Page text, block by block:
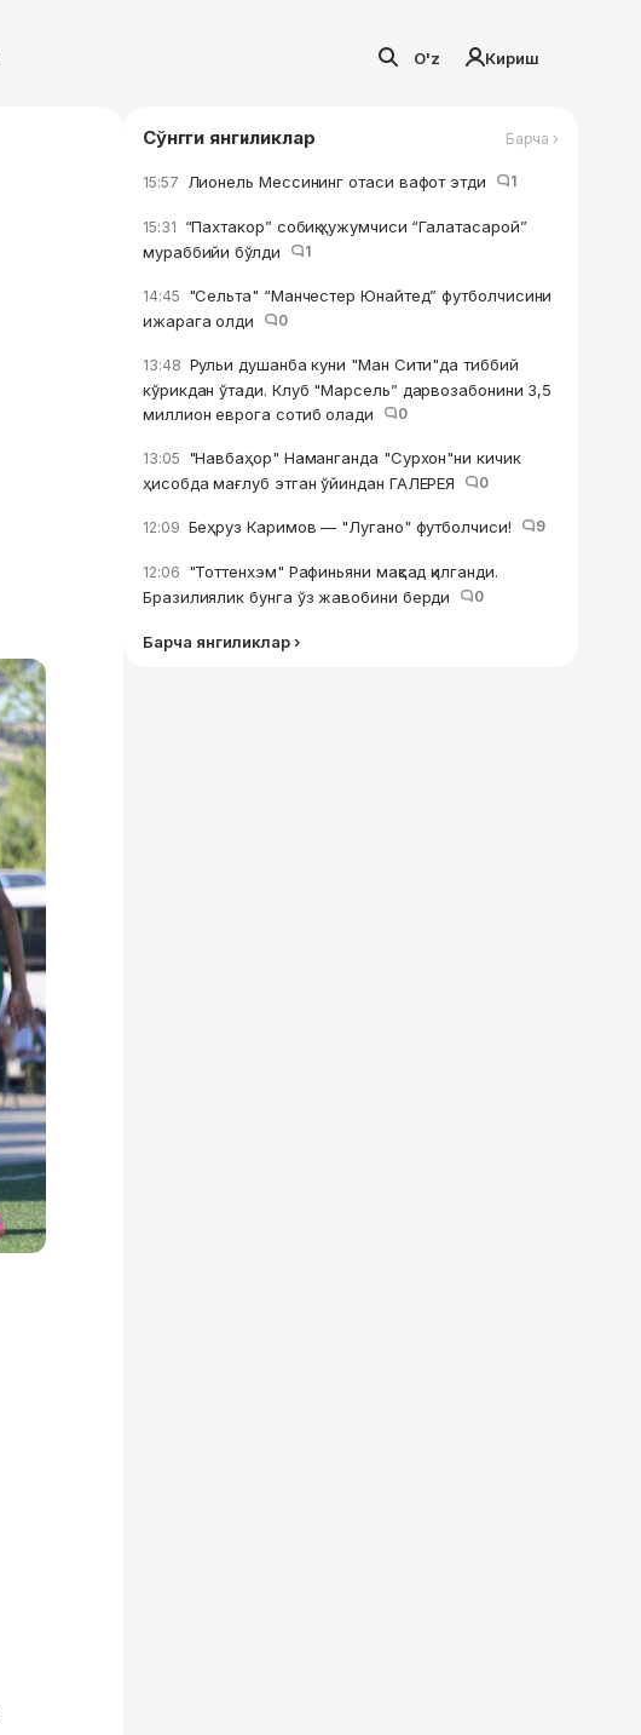
O'z Кириш
Сўнгги янгиликлар Барча ›
15:57 Лионель Мессининг отаси вафот этди 1
15:31 “Пахтакор” собиқ ҳужумчиси “Галатасарой”
мураббийи бўлди
1
14:45 "Сельта" “Манчестер Юнайтед” футболчисини
ижарага олди
0
13:48 Рульи душанба куни "Ман Сити"да тиббий
кўрикдан ўтади. Клуб "Марсель” дарвозабонини 3,5
миллион еврога сотиб олади
0
13:05 "Навбаҳор" Наманганда "Сурхон"ни кичик
ҳисобда мағлуб этган ўйиндан ГАЛЕРЕЯ
0
12:09 Беҳруз Каримов — "Лугано" футболчиси! 9
12:06 "Тоттенхэм" Рафиньяни мақсад қилганди.
Бразилиялик бунга ўз жавобини берди
0
Барча янгиликлар ›